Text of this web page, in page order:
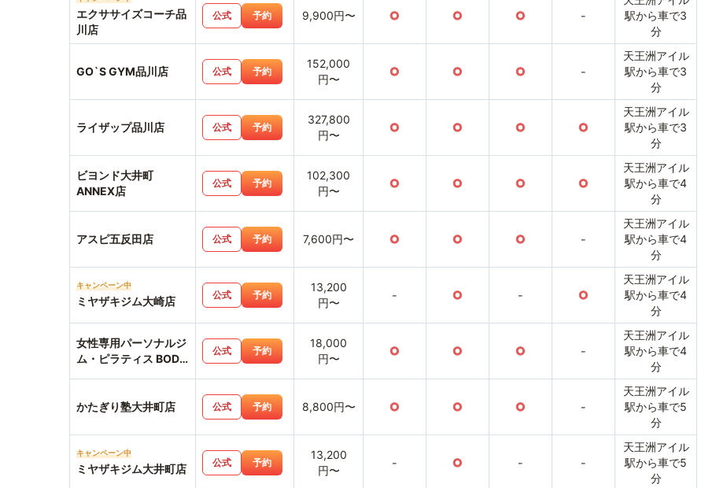
エクササイズコーチ品
川店
公式 予約 9,900円〜 ○ ○ ○ -
駅から車で3
分
GO`S GYM品川店 公式 予約
152,000
円〜
○ ○ ○ -
天王洲アイル
駅から車で3
分
ライザップ品川店 公式 予約
327,800
円〜
○ ○ ○ ○
天王洲アイル
駅から車で3
分
ビヨンド大井町
ANNEX店
公式 予約
102,300
円〜
○ ○ ○ ○
天王洲アイル
駅から車で4
分
アスピ五反田店 公式 予約 7,600円〜 ○ ○ ○ -
天王洲アイル
駅から車で4
分
キャンペーン中
ミヤザキジム大崎店 公式 予約
13,200
円〜
- ○ - ○
天王洲アイル
駅から車で4
分
女性専用パーソナルジ
ム・ピラティス BODY
公式 予約
18,000
円〜
○ ○ ○ -
天王洲アイル
駅から車で4
分
かたぎり塾大井町店 公式 予約 8,800円〜 ○ ○ ○ -
天王洲アイル
駅から車で5
分
キャンペーン中
ミヤザキジム大井町店 公式 予約
13,200
円〜
- ○ - -
天王洲アイル
駅から車で5
分